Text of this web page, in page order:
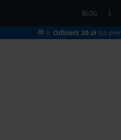
BLOG
🏁🔆 Odbierz 30 zł na